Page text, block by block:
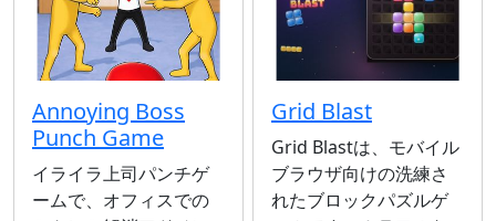
Annoying Boss
Punch Game
イライラ上司パンチゲ
ームで、オフィスでの
Grid Blast
Grid Blastは、モバイル
ブラウザ向けの洗練さ
れたブロックパズルゲ